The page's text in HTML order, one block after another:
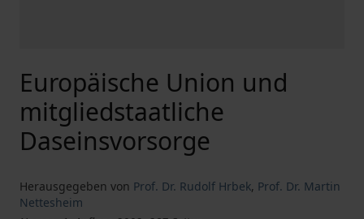
Europäische Union und
mitgliedstaatliche
Daseinsvorsorge
Herausgegeben von Prof. Dr. Rudolf Hrbek, Prof. Dr. Martin
Nettesheim